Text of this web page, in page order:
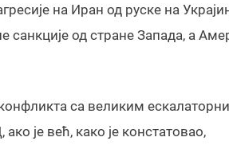
на Иран од руске на
санкције од стране Запада, а
са великим
је већ, како је констатовао,